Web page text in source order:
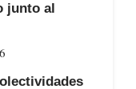
junto al